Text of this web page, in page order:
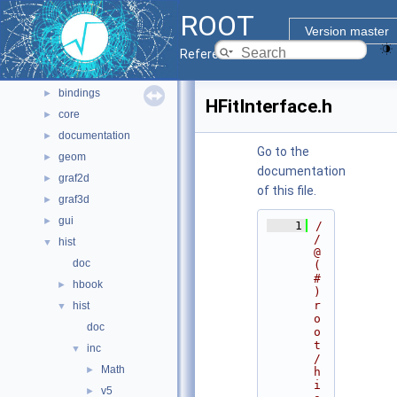
ROOT
Version master
Reference Guide
► Namespaces
► All Classes
▼ Files
▼ File List
► bindings
► core
► documentation
► geom
► graf2d
► graf3d
► gui
▼
hist
doc
► hbook
▼
hist
doc
▼ inc
► Math
► v5
HFitInterface.h
Go to the
documentation
of this file.
    1
/
/
@
(
#
)
r
o
o
t
/
h
i